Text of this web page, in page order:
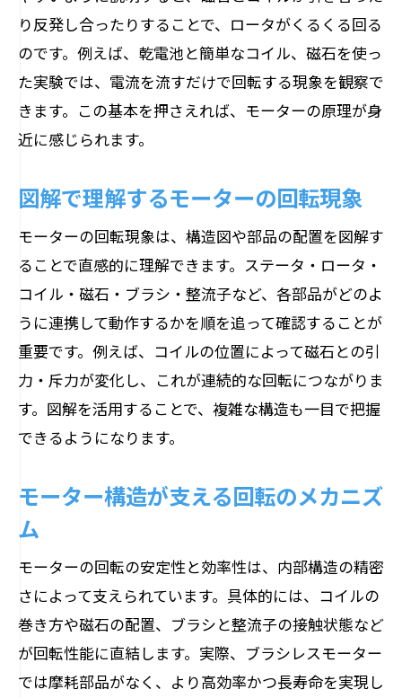
り反発し合ったりすることで、ロータがくるくる回る
のです。例えば、乾電池と簡単なコイル、磁石を使っ
た実験では、電流を流すだけで回転する現象を観察で
きます。この基本を押さえれば、モーターの原理が身
近に感じられます。
図解で理解するモーターの回転現象
モーターの回転現象は、構造図や部品の配置を図解す
ることで直感的に理解できます。ステータ・ロータ・
コイル・磁石・ブラシ・整流子など、各部品がどのよ
うに連携して動作するかを順を追って確認することが
重要です。例えば、コイルの位置によって磁石との引
力・斥力が変化し、これが連続的な回転につながりま
す。図解を活用することで、複雑な構造も一目で把握
できるようになります。
モーター構造が支える回転のメカニズ
ム
モーターの回転の安定性と効率性は、内部構造の精密
さによって支えられています。具体的には、コイルの
巻き方や磁石の配置、ブラシと整流子の接触状態など
が回転性能に直結します。実際、ブラシレスモーター
では摩耗部品がなく、より高効率かつ長寿命を実現し